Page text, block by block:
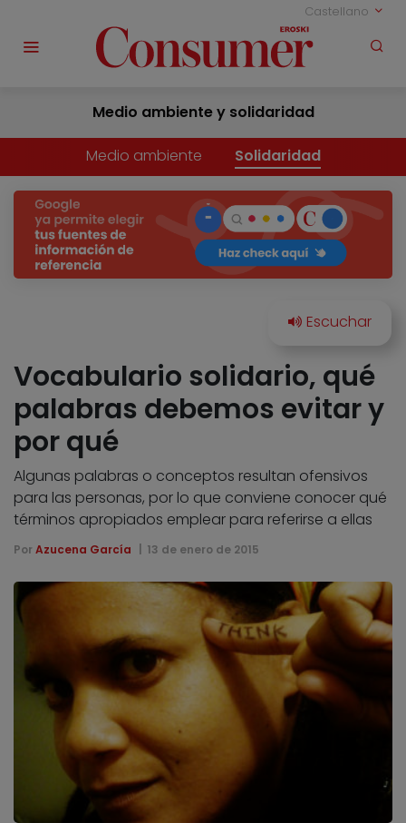
Castellano
Medio ambiente y solidaridad
Medio ambiente Solidaridad
Vocabulario solidario, qué
palabras debemos evitar y
por qué
Algunas palabras o conceptos resultan ofensivos
para las personas, por lo que conviene conocer qué
términos apropiados emplear para referirse a ellas
Por Azucena García 13 de enero de 2015